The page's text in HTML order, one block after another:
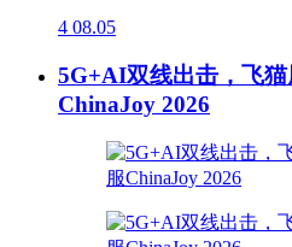
4 08.05
5G+AI双线出击，飞
ChinaJoy 2026